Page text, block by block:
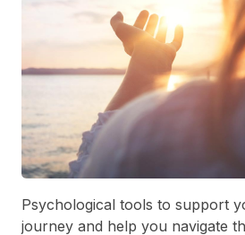
Psychological tools to support
journey and help you navigate